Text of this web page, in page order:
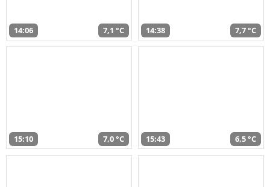
14:06 7,1 °C 14:38 7,7 °C
15:10 7,0 °C 15:43 6,5 °C